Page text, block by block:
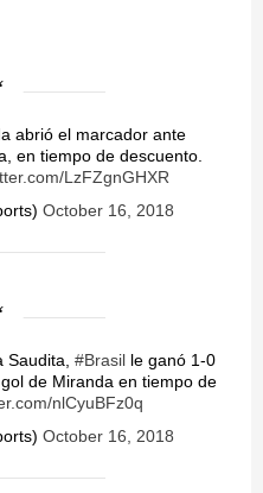
abrió el marcador ante
en tiempo de descuento.
LzFZgnGHXR
October 16, 2018
Saudita, #Brasille ganó 1-0
de Miranda en tiempo de
nlCyuBFz0q
October 16, 2018